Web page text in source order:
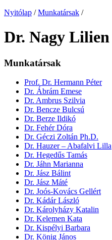
Nyitólap / Munkatársak /
Dr. Nagy Lilien
Munkatársak
Prof. Dr. Hermann Péter
Dr. Ábrám Emese
Dr. Ambrus Szilvia
Dr. Bencze Bulcsú
Dr. Berze Ildikó
Dr. Fehér Dóra
Dr. Géczi Zoltán Ph.D.
Dr. Hauzer – Abafalvi Lilla
Dr. Hegedűs Tamás
Dr. Jáhn Marianna
Dr. Jász Bálint
Dr. Jász Máté
Dr. Joós-Kovács Gellért
Dr. Kádár László
Dr. Károlyházy Katalin
Dr. Kelemen Kata
Dr. Kispélyi Barbara
Dr. König János